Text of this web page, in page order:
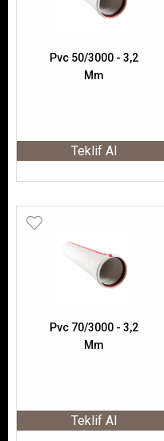
Pvc 50/3000 - 3,2
Mm
Teklif Al
Pvc 70/3000 - 3,2
Mm
Teklif Al